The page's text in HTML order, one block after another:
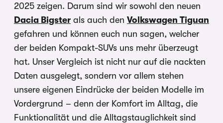
2025 zeigen. Darum sind wir sowohl den neuen
Dacia Bigster als auch den Volkswagen Tiguan
gefahren und können euch nun sagen, welcher
der beiden Kompakt-SUVs uns mehr überzeugt
hat. Unser Vergleich ist nicht nur auf die nackten
Daten ausgelegt, sondern vor allem stehen
unsere eigenen Eindrücke der beiden Modelle im
Vordergrund – denn der Komfort im Alltag, die
Funktionalität und die Alltagstauglichkeit sind